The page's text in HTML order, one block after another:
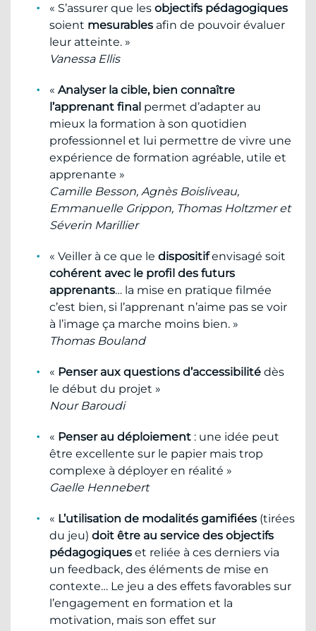
« S’assurer que les objectifs pédagogiques
soient mesurables afin de pouvoir évaluer
leur atteinte. »
Vanessa Ellis
« Analyser la cible, bien connaître
l’apprenant final permet d’adapter au
mieux la formation à son quotidien
professionnel et lui permettre de vivre une
expérience de formation agréable, utile et
apprenante »
Camille Besson, Agnès Boisliveau,
Emmanuelle Grippon, Thomas Holtzmer et
Séverin Marillier
« Veiller à ce que le dispositifenvisagé soit
cohérent avec le profil des futurs
apprenants… la mise en pratique filmée
c’est bien, si l’apprenant n’aime pas se voir
à l’image ça marche moins bien. »
Thomas Bouland
« Penser aux questions d’accessibilité dès
le début du projet »
Nour Baroudi
« Penser au déploiement : une idée peut
être excellente sur le papier mais trop
complexe à déployer en réalité »
Gaelle Hennebert
« L’utilisation de modalités gamifiées (tirées
du jeu) doit être au service des objectifs
pédagogiques et reliée à ces derniers via
un feedback, des éléments de mise en
contexte… Le jeu a des effets favorables sur
l’engagement en formation et la
motivation, mais son effet sur